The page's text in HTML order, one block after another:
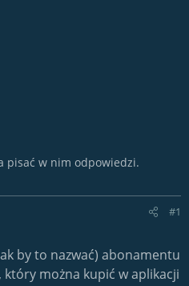
pisać w nim odpowiedzi.
#1
by to nazwać) abonamentu
można kupić w aplikacji